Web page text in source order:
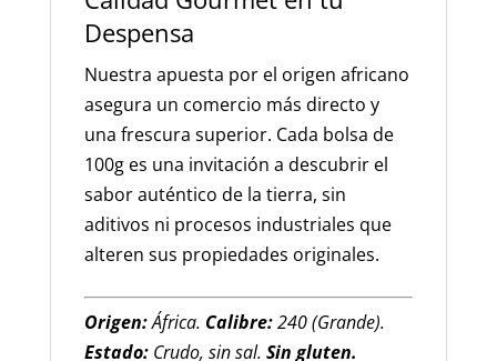
Despensa
Nuestra apuesta por el origen africano
asegura un comercio más directo y
una frescura superior. Cada bolsa de
100g es una invitación a descubrir el
sabor auténtico de la tierra, sin
aditivos ni procesos industriales que
alteren sus propiedades originales.
Origen:África. Calibre:240 (Grande).
Estado:Crudo, sin sal. Sin gluten.